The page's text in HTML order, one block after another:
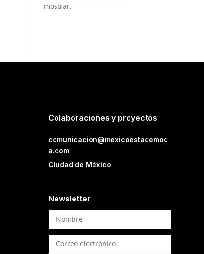
mostrar.
Colaboraciones y proyectos
comunicacion@mexicoestademod
a.com
Ciudad de México
Newsletter
Newsletter